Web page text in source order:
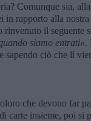
Comunque sia,
rapporto alla nostra
rinvenuto il seguente
siamo entrati».
sapendo ciò che lì
che devono far
carte insieme, poi si